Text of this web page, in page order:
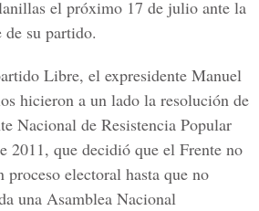
el próximo 17 de julio ante la
de su partido.
Libre, el expresidente Manuel
hicieron a un lado la resolución de
Nacional de Resistencia Popular
2011, que decidió que el Frente no
electoral hasta que no
una Asamblea Nacional